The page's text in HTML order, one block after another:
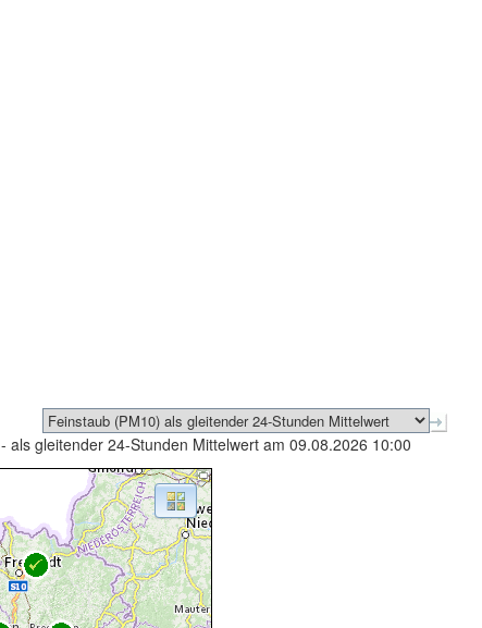
- als gleitender 24-Stunden Mittelwert am 09.08.2026 10:00